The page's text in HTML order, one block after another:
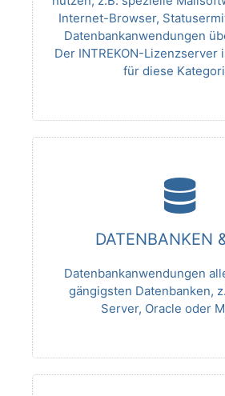
Internet-Browser,
Datenbankanwendungen
Der INTREKON-Lizenzserver
für diese
DATENBANKEN
Datenbankanwendungen
gängigsten Datenbanken,
Server, Oracle oder